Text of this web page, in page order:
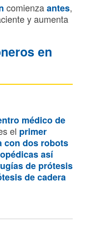
comienzaantes,
y aumenta
en
médico de
el primer
con dos robots
así
de prótesis
de cadera